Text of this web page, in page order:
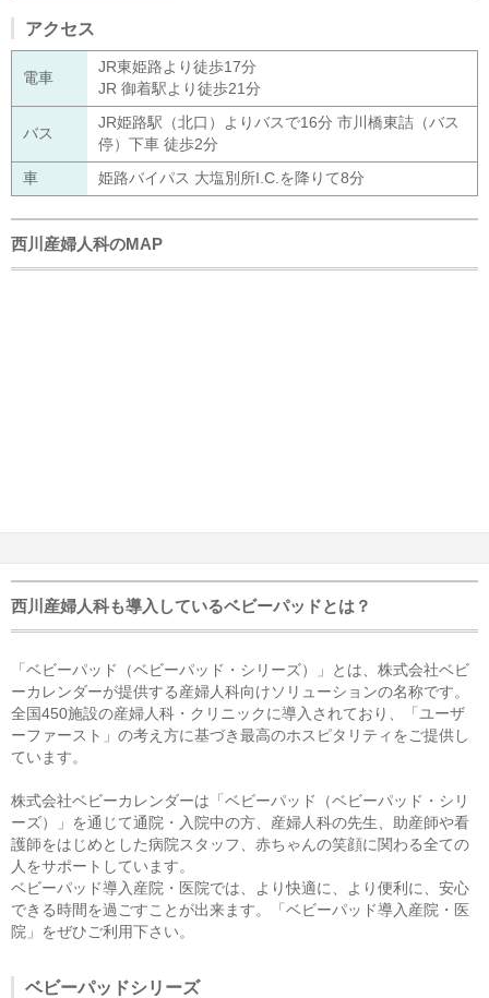
アクセス
電車
JR東姫路より徒歩17分
JR 御着駅より徒歩21分
バス
JR姫路駅（北口）よりバスで16分 市川橋東詰（バス
停）下車 徒歩2分
車 姫路バイパス 大塩別所I.C.を降りて8分
西川産婦人科のMAP
西川産婦人科も導入しているベビーパッドとは？
「ベビーパッド（ベビーパッド・シリーズ）」とは、株式会社ベビ
ーカレンダーが提供する産婦人科向けソリューションの名称です。
全国450施設の産婦人科・クリニックに導入されており、「ユーザ
ーファースト」の考え方に基づき最高のホスピタリティをご提供し
ています。
株式会社ベビーカレンダーは「ベビーパッド（ベビーパッド・シリ
ーズ）」を通じて通院・入院中の方、産婦人科の先生、助産師や看
護師をはじめとした病院スタッフ、赤ちゃんの笑顔に関わる全ての
人をサポートしています。
ベビーパッド導入産院・医院では、より快適に、より便利に、安心
できる時間を過ごすことが出来ます。「ベビーパッド導入産院・医
院」をぜひご利用下さい。
ベビーパッドシリーズ